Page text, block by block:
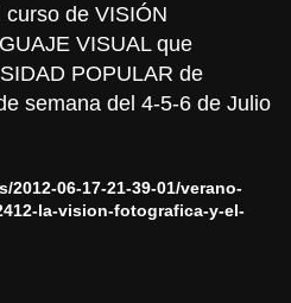
de VISIÓN
VISUAL que
POPULAR de
semana del 4-5-6 de Julio
2012-06-17-21-39-01/verano-
la-vision-fotografica-y-el-